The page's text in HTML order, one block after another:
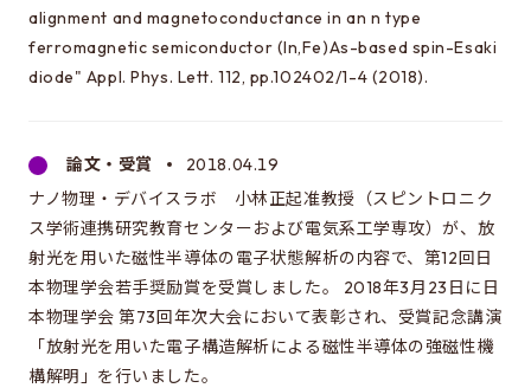
alignment and magnetoconductance in an n type
ferromagnetic semiconductor (In,Fe)As-based spin-Esaki
diode" Appl. Phys. Lett. 112, pp.102402/1-4 (2018).
論文・受賞
2018.04.19
ナノ物理・デバイスラボ 小林正起准教授（スピントロニク
ス学術連携研究教育センターおよび電気系工学専攻）が、放
射光を用いた磁性半導体の電子状態解析の内容で、第12回日
本物理学会若手奨励賞を受賞しました。 2018年3月23日に日
本物理学会 第73回年次大会において表彰され、受賞記念講演
「放射光を用いた電子構造解析による磁性半導体の強磁性機
構解明」を行いました。